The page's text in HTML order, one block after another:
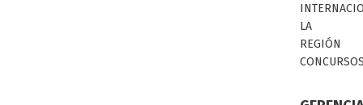
LA
REGIÓN